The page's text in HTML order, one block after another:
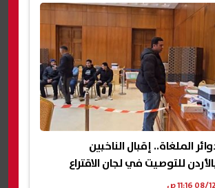
الملغاة.. إقبال الناخبين
للتوصيت في لجان الاقتراع